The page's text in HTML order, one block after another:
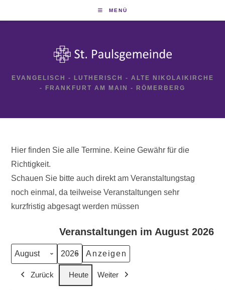
MENÜ
EVANGELISCH - LUTHERISCH - ALTE NIKOLAIKIRCHE
- FRANKFURT AM MAIN - RÖMERBERG
Hier finden Sie alle Termine. Keine Gewähr für die
Richtigkeit.
Schauen Sie bitte auch direkt am Veranstaltungstag
noch einmal, da teilweise Veranstaltungen sehr
kurzfristig abgesagt werden müssen
Veranstaltungen im August 2026
Monat
Jahr
Zurück
Heute Weiter